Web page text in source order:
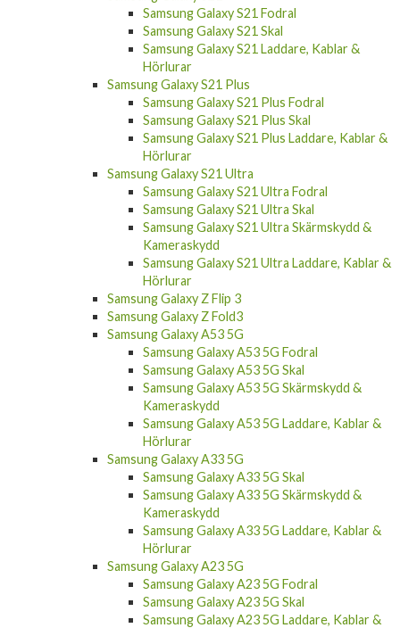
Samsung Galaxy S21 Fodral
Samsung Galaxy S21 Skal
Samsung Galaxy S21 Laddare, Kablar &
Hörlurar
Samsung Galaxy S21 Plus
Samsung Galaxy S21 Plus Fodral
Samsung Galaxy S21 Plus Skal
Samsung Galaxy S21 Plus Laddare, Kablar &
Hörlurar
Samsung Galaxy S21 Ultra
Samsung Galaxy S21 Ultra Fodral
Samsung Galaxy S21 Ultra Skal
Samsung Galaxy S21 Ultra Skärmskydd &
Kameraskydd
Samsung Galaxy S21 Ultra Laddare, Kablar &
Hörlurar
Samsung Galaxy Z Flip 3
Samsung Galaxy Z Fold3
Samsung Galaxy A53 5G
Samsung Galaxy A53 5G Fodral
Samsung Galaxy A53 5G Skal
Samsung Galaxy A53 5G Skärmskydd &
Kameraskydd
Samsung Galaxy A53 5G Laddare, Kablar &
Hörlurar
Samsung Galaxy A33 5G
Samsung Galaxy A33 5G Skal
Samsung Galaxy A33 5G Skärmskydd &
Kameraskydd
Samsung Galaxy A33 5G Laddare, Kablar &
Hörlurar
Samsung Galaxy A23 5G
Samsung Galaxy A23 5G Fodral
Samsung Galaxy A23 5G Skal
Samsung Galaxy A23 5G Laddare, Kablar &